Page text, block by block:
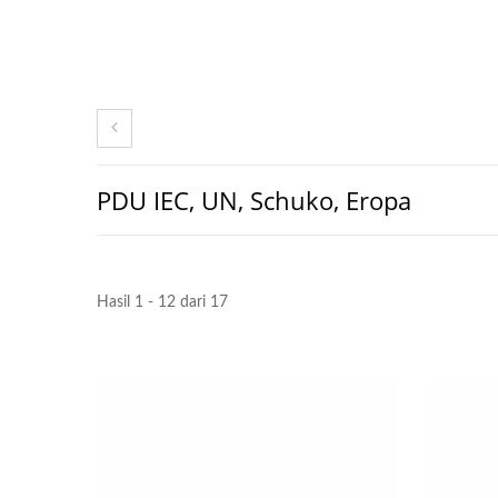
PDU IEC, UN, Schuko, Eropa
Hasil 1 - 12 dari 17